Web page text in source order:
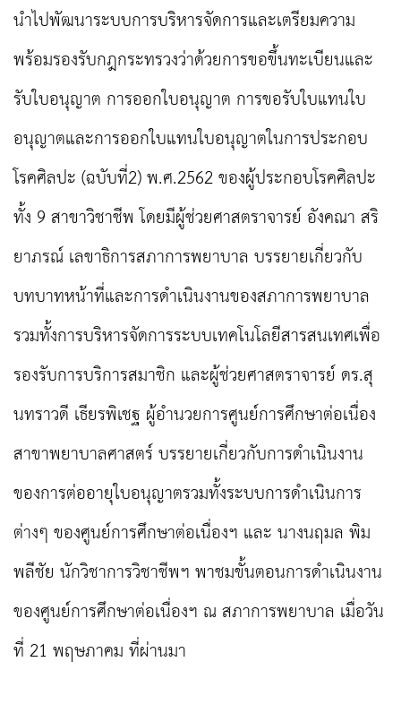
นำไปพัฒนาระบบการบริหารจัดการและเตรียมความ
พร้อมรองรับกฎกระทรวงว่าด้วยการขอขึ้นทะเบียนและ
รับใบอนุญาต การออกใบอนุญาต การขอรับใบแทนใบ
อนุญาตและการออกใบแทนใบอนุญาตในการประกอบ
โรคศิลปะ (ฉบับที่2) พ.ศ.2562 ของผู้ประกอบโรคศิลปะ
ทั้ง 9 สาขาวิชาชีพ โดยมีผู้ช่วยศาสตราจารย์ อังคณา สริ
ยาภรณ์ เลขาธิการสภาการพยาบาล บรรยายเกี่ยวกับ
บทบาทหน้าที่และการดำเนินงานของสภาการพยาบาล
รวมทั้งการบริหารจัดการระบบเทคโนโลยีสารสนเทศเพื่อ
รองรับการบริการสมาชิก และผู้ช่วยศาสตราจารย์ ดร.สุ
นทราวดี เธียรพิเชฐ ผู้อำนวยการศูนย์การศึกษาต่อเนื่อง
สาขาพยาบาลศาสตร์ บรรยายเกี่ยวกับการดำเนินงาน
ของการต่ออายุใบอนุญาตรวมทั้งระบบการดำเนินการ
ต่างๆ ของศูนย์การศึกษาต่อเนื่องฯ และ นางนฤมล พิม
พลีชัย นักวิชาการวิชาชีพฯ พาชมขั้นตอนการดำเนินงาน
ของศูนย์การศึกษาต่อเนื่องฯ ณ สภาการพยาบาล เมื่อวัน
ที่ 21 พฤษภาคม ที่ผ่านมา